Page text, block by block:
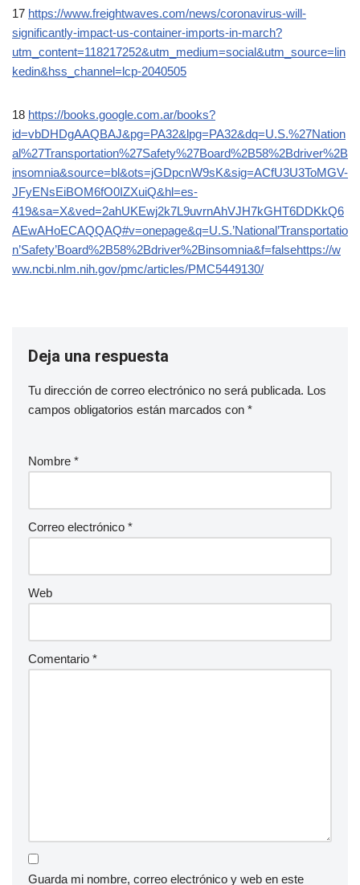
17 https://www.freightwaves.com/news/coronavirus-will-
significantly-impact-us-container-imports-in-march?
utm_content=118217252&utm_medium=social&utm_source=lin
kedin&hss_channel=lcp-2040505
18 https://books.google.com.ar/books?
id=vbDHDgAAQBAJ&pg=PA32&lpg=PA32&dq=U.S.%27Nation
al%27Transportation%27Safety%27Board%2B58%2Bdriver%2B
insomnia&source=bl&ots=jGDpcnW9sK&sig=ACfU3U3ToMGV-
JFyENsEiBOM6fO0IZXuiQ&hl=es-
419&sa=X&ved=2ahUKEwj2k7L9uvrnAhVJH7kGHT6DDKkQ6
AEwAHoECAQQAQ#v=onepage&q=U.S.’National’Transportatio
n’Safety’Board%2B58%2Bdriver%2Binsomnia&f=falsehttps://w
ww.ncbi.nlm.nih.gov/pmc/articles/PMC5449130/
Deja una respuesta
Tu dirección de correo electrónico no será publicada. Los
campos obligatorios están marcados con *
Nombre *
Correo electrónico *
Web
Comentario *
Guarda mi nombre, correo electrónico y web en este